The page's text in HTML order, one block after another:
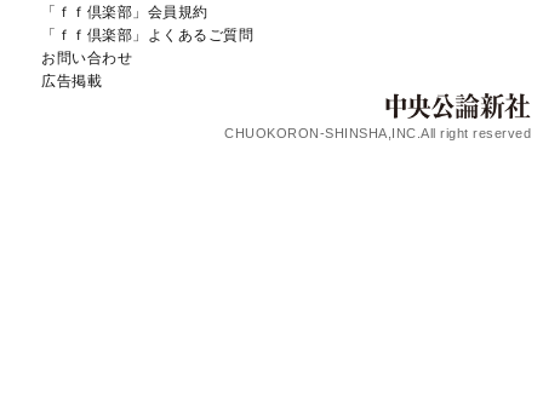
「ｆｆ倶楽部」会員規約
「ｆｆ倶楽部」よくあるご質問
お問い合わせ
広告掲載
CHUOKORON-SHINSHA,INC.All right reserved